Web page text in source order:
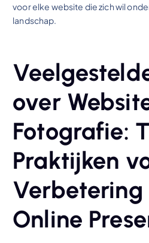
voor elke website die zich wil
landschap.
over
Fotografie:
Praktijken
Online